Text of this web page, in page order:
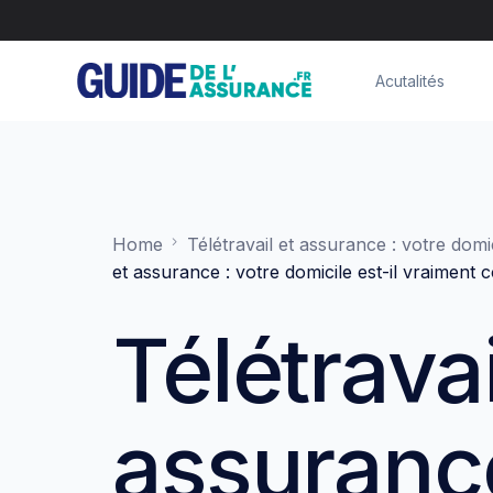
Acutalités
Home Télétravail et assurance : votre
et assurance : votre domicile est-il vraiment